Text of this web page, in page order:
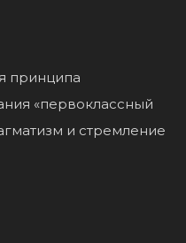
принципа
«первоклассный
и стремление